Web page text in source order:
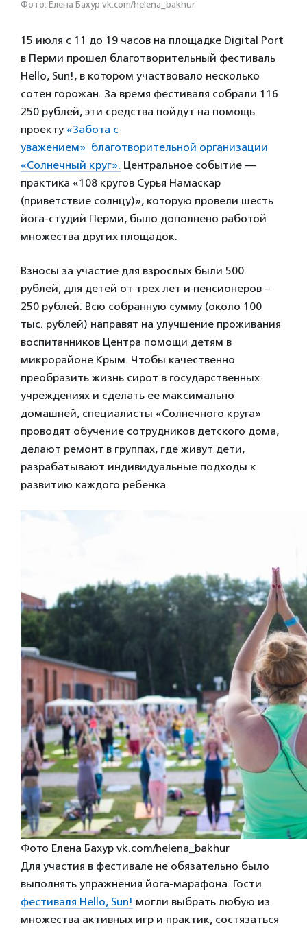
Фото: Елена Бахур vk.com/helena_bakhur
15 июля с 11 до 19 часов на площадке Digital Port
в Перми прошел благотворительный фестиваль
Hello, Sun!, в котором участвовало несколько
сотен горожан. За время фестиваля собрали 116
250 рублей, эти средства пойдут на помощь
проекту «Забота с
уважением» благотворительной организации
«Солнечный круг». Центральное событие —
практика «108 кругов Сурья Намаскар
(приветствие солнцу)», которую провели шесть
йога-студий Перми, было дополнено работой
множества других площадок.
Взносы за участие для взрослых были 500
рублей, для детей от трех лет и пенсионеров –
250 рублей. Всю собранную сумму (около 100
тыс. рублей) направят на улучшение проживания
воспитанников Центра помощи детям в
микрорайоне Крым. Чтобы качественно
преобразить жизнь сирот в государственных
учреждениях и сделать ее максимально
домашней, специалисты «Солнечного круга»
проводят обучение сотрудников детского дома,
делают ремонт в группах, где живут дети,
разрабатывают индивидуальные подходы к
развитию каждого ребенка.
Фото Елена Бахур vk.com/helena_bakhur
Для участия в фестивале не обязательно было
выполнять упражнения йога-марафона. Гости
фестиваля Hello, Sun! могли выбрать любую из
множества активных игр и практик, состязаться